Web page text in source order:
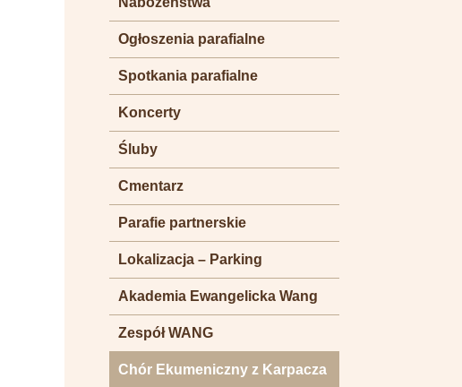
Ogłoszenia parafialne
Spotkania parafialne
Koncerty
Śluby
Cmentarz
Parafie partnerskie
Lokalizacja – Parking
Akademia Ewangelicka Wang
Zespół WANG
Chór Ekumeniczny z Karpacza